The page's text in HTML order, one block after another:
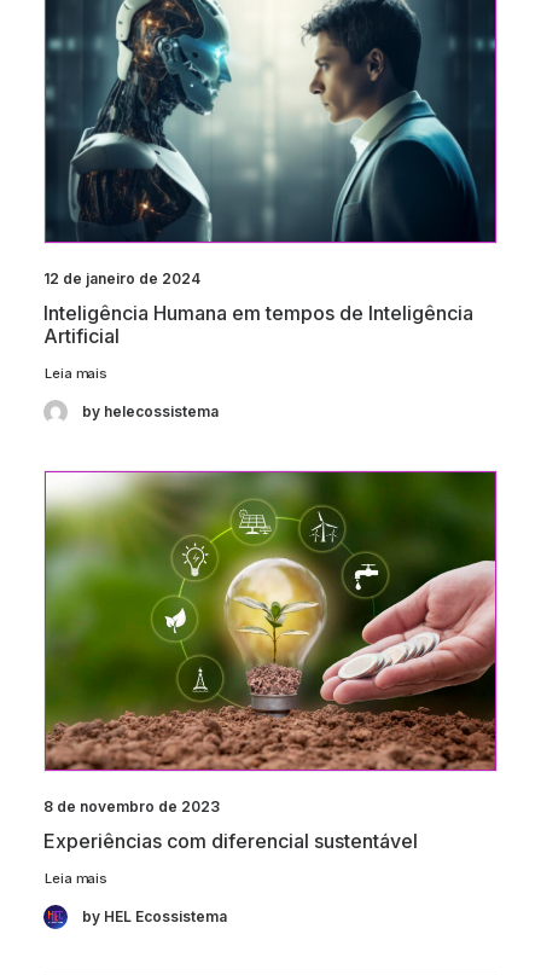
12 de janeiro de 2024
Inteligência Humana em tempos de Inteligência
Artificial
Leia mais
by helecossistema
8 de novembro de 2023
Experiências com diferencial sustentável
Leia mais
by HEL Ecossistema